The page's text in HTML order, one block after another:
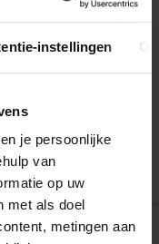
instellingen
je persoonlijke
van
op uw
met als doel
metingen aan
annuleren